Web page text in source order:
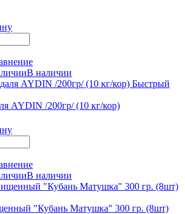
В наличии
Быстрый
AYDIN /200гр/ (10 кг/кор)
В наличии
"Кубань Матушка" 300 гр. (8шт)